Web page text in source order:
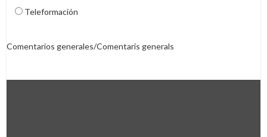
Teleformación
Comentarios generales/Comentaris generals